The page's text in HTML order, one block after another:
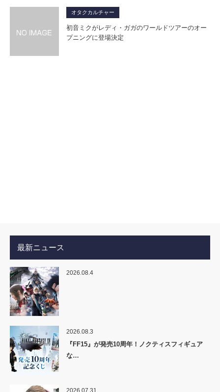
オタクカルチャー
初音ミクがレディ・ガガのワールドツアーのオー
プニングに登場決定
最新ニュース
2026.08.4
2026.08.3
『FF15』が発売10周年！ノクティスフィギュア
な…
2026.07.31